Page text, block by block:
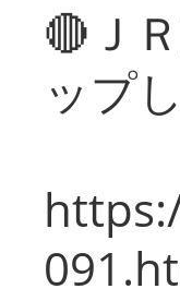
🔴Ｊ
ップ